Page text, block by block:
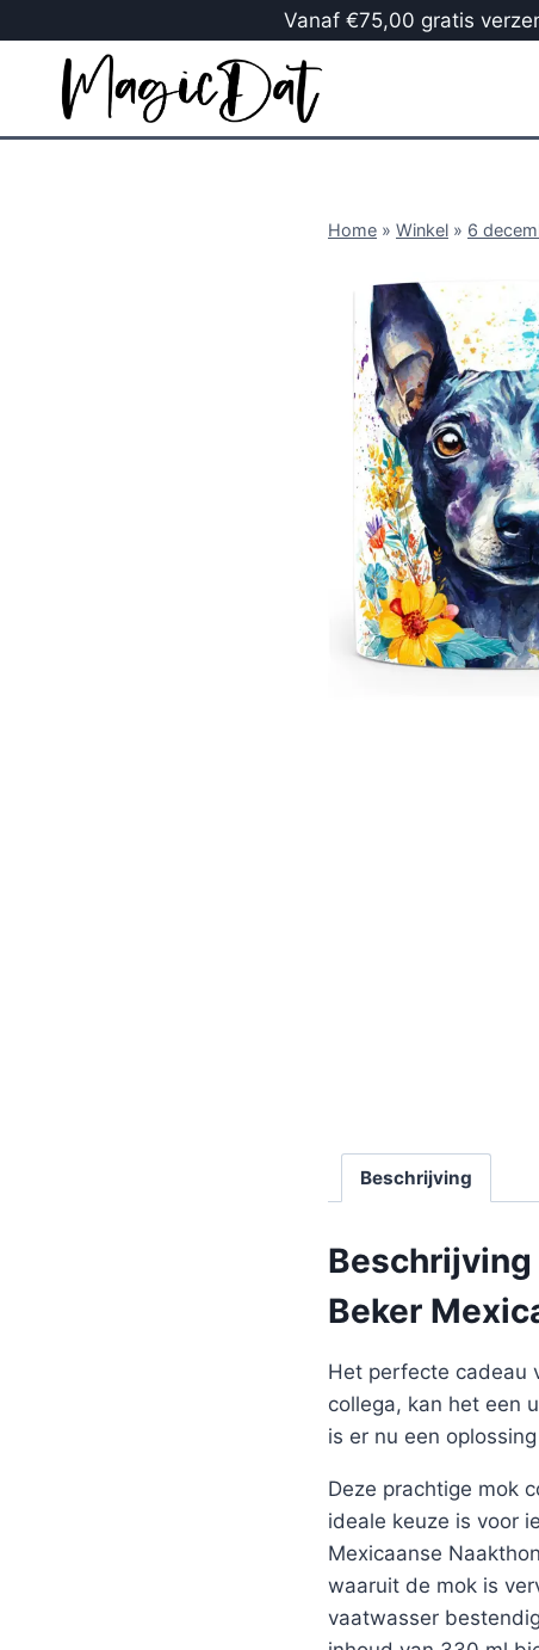
Vanaf €75,00 gratis
Home » Winkel » 6
Beschrijving
Beschrijving
Beker
Het perfecte cadeau
collega, kan het een
is er nu een
Deze prachtige mok
ideale keuze is voor
Mexicaanse
waaruit de mok is
vaatwasser